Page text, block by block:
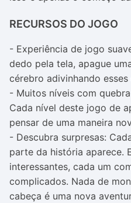
RECURSOS DO JOGO
- Experiência de jogo
dedo pela tela, apague
cérebro adivinhando
- Muitos níveis com
Cada nível deste jogo de
pensar de uma maneira
- Descubra surpresas:
parte da história aparece.
interessantes, cada um
complicados. Nada de
cabeça é uma nova